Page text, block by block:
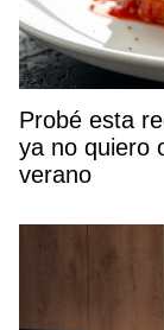
Probé esta
ya no quiero
verano